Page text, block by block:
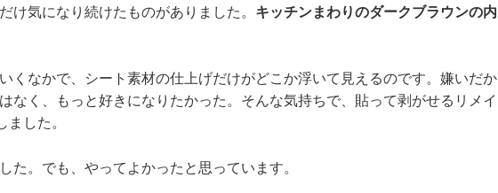
け気になり続けたものがありました。 キッチンまわりのダークブラウンの内
くなかで、シート素材の仕上げだけがどこか浮いて見えるのです。嫌いだか
なく、もっと好きになりたかった。そんな気持ちで、貼って剥がせるリメイ
ました。
た。でも、やってよかったと思っています。